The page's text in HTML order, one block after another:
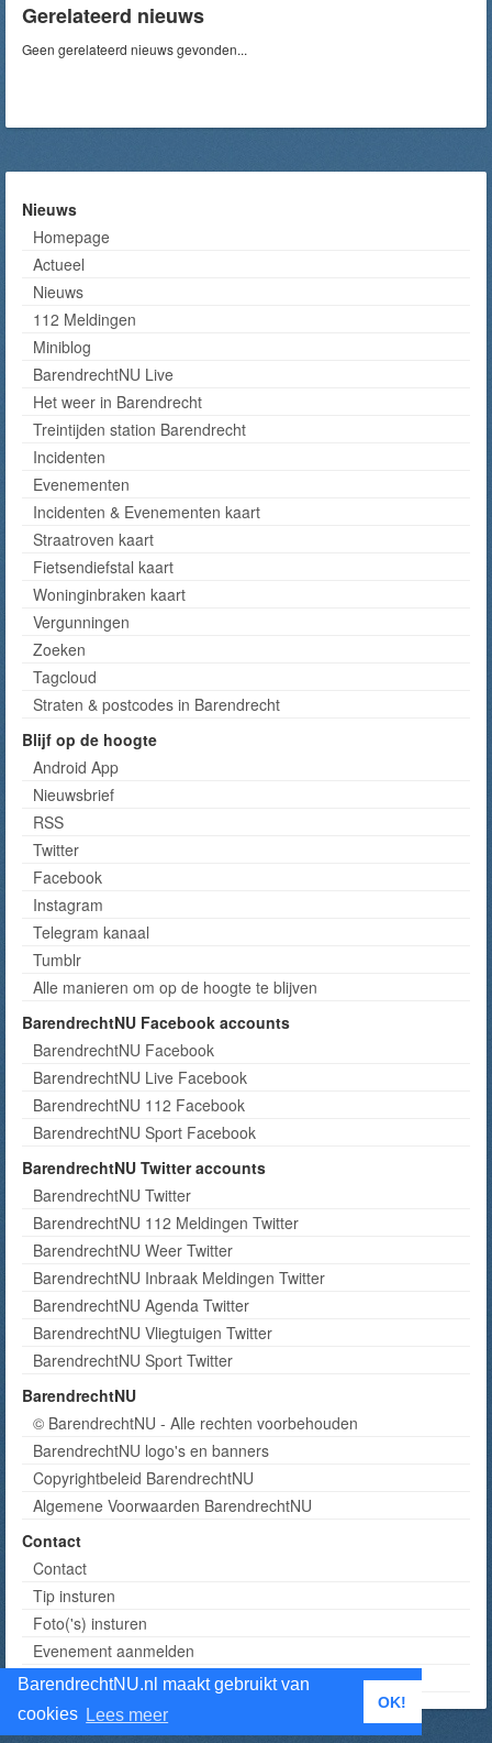
BarendrechtNU.nl maakt gebruikt van
cookies Lees meer
OK!
Gerelateerd nieuws
Geen gerelateerd nieuws gevonden...
Nieuws
Homepage
Actueel
Nieuws
112 Meldingen
Miniblog
BarendrechtNU Live
Het weer in Barendrecht
Treintijden station Barendrecht
Incidenten
Evenementen
Incidenten & Evenementen kaart
Straatroven kaart
Fietsendiefstal kaart
Woninginbraken kaart
Vergunningen
Zoeken
Tagcloud
Straten & postcodes in Barendrecht
Blijf op de hoogte
Android App
Nieuwsbrief
RSS
Twitter
Facebook
Instagram
Telegram kanaal
Tumblr
Alle manieren om op de hoogte te blijven
BarendrechtNU Facebook accounts
BarendrechtNU Facebook
BarendrechtNU Live Facebook
BarendrechtNU 112 Facebook
BarendrechtNU Sport Facebook
BarendrechtNU Twitter accounts
BarendrechtNU Twitter
BarendrechtNU 112 Meldingen Twitter
BarendrechtNU Weer Twitter
BarendrechtNU Inbraak Meldingen Twitter
BarendrechtNU Agenda Twitter
BarendrechtNU Vliegtuigen Twitter
BarendrechtNU Sport Twitter
BarendrechtNU
© BarendrechtNU - Alle rechten voorbehouden
BarendrechtNU logo's en banners
Copyrightbeleid BarendrechtNU
Algemene Voorwaarden BarendrechtNU
Contact
Contact
Tip insturen
Foto('s) insturen
Evenement aanmelden
Informatie aanvragen adverteren